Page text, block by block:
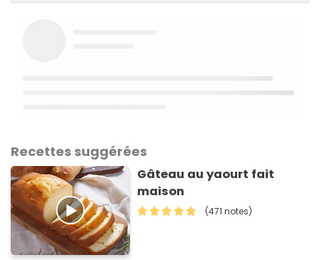
Recettes suggérées
Gâteau au yaourt fait
maison
(471 notes)